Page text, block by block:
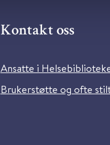
Kontakt oss
Ansatte i
Brukerstøtte og ofte